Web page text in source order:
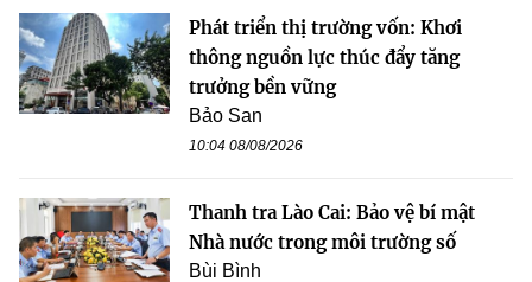
Phát triển thị trường vốn: Khơi
thông nguồn lực thúc đẩy tăng
trưởng bền vững
Bảo San
10:04 08/08/2026
Thanh tra Lào Cai: Bảo vệ bí mật
Nhà nước trong môi trường số
Bùi Bình